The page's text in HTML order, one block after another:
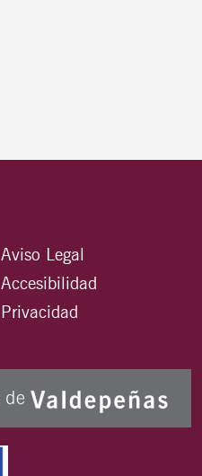
Aviso Legal
Accesibilidad
Privacidad